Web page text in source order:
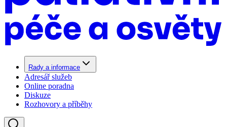
Rady a informace
Adresář služeb
Online poradna
Diskuze
Rozhovory a příběhy